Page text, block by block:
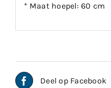
* Maat hoepel: 60 cm
Deel op Facebook